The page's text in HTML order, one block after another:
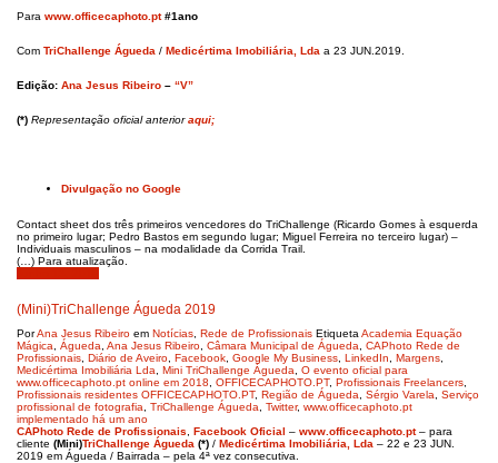
Para www.officecaphoto.pt#1ano
Com TriChallenge Águeda / Medicértima Imobiliária, Lda a 23 JUN.2019.
Edição: Ana Jesus Ribeiro – “V”
(*) Representação oficial anterioraqui;
Divulgação no Google
Contact sheet dos três primeiros vencedores do TriChallenge (Ricardo Gomes à esquerda
no primeiro lugar; Pedro Bastos em segundo lugar; Miguel Ferreira no terceiro lugar) –
Individuais masculinos – na modalidade da Corrida Trail.
(…) Para atualização.
(Mini)TriChallenge Águeda 2019
PorAna Jesus Ribeiro em Notícias Rede de Profissionais Etiqueta Academia Equação
Mágica
Águeda Ana Jesus Ribeiro Câmara Municipal de Águeda
CAPhoto Rede de
Profissionais Diário de Aveiro Facebook Google My Business LinkedIn Margens
Medicértima Imobiliária Lda
Mini TriChallenge Águeda
O evento oficial para
www.officecaphoto.pt online em 2018
OFFICECAPHOTO.PT, Profissionais Freelancers
Profissionais residentes OFFICECAPHOTO.PT, Região de Águeda Sérgio Varela
Serviço
profissional de fotografia
TriChallenge Águeda Twitter, www.officecaphoto.pt
implementado há um ano
CAPhoto Rede de Profissionais
Facebook Oficial – www.officecaphoto.pt– para
cliente (Mini)TriChallenge Águeda (*) / Medicértima Imobiliária, Lda – 22 e 23 JUN.
2019 em Águeda / Bairrada – pela 4ª vez consecutiva.